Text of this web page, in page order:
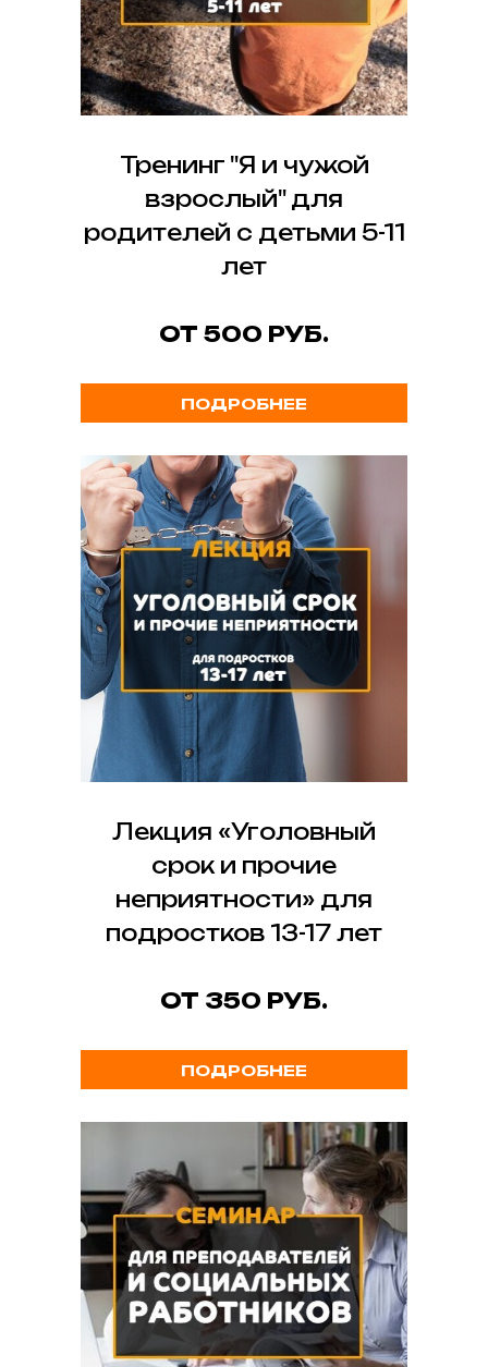
ПОДРОБНЕЕ
Тренинг "Я и чужой
взрослый" для
родителей с детьми 5-11
лет
ОТ 500 РУБ.
ПОДРОБНЕЕ
Лекция «Уголовный
срок и прочие
неприятности» для
подростков 13-17 лет
ОТ 350 РУБ.